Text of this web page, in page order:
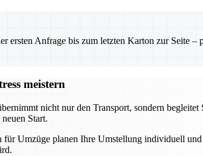
ersten Anfrage bis zum letzten Karton zur Seite –
meistern
nicht nur den Transport, sondern begleitet
Start.
Umzüge planen Ihre Umstellung individuell